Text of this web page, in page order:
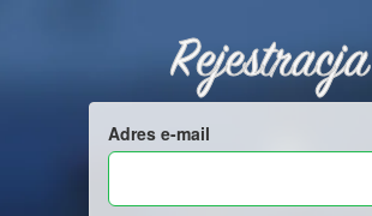
Rejestracja
Adres e-mail